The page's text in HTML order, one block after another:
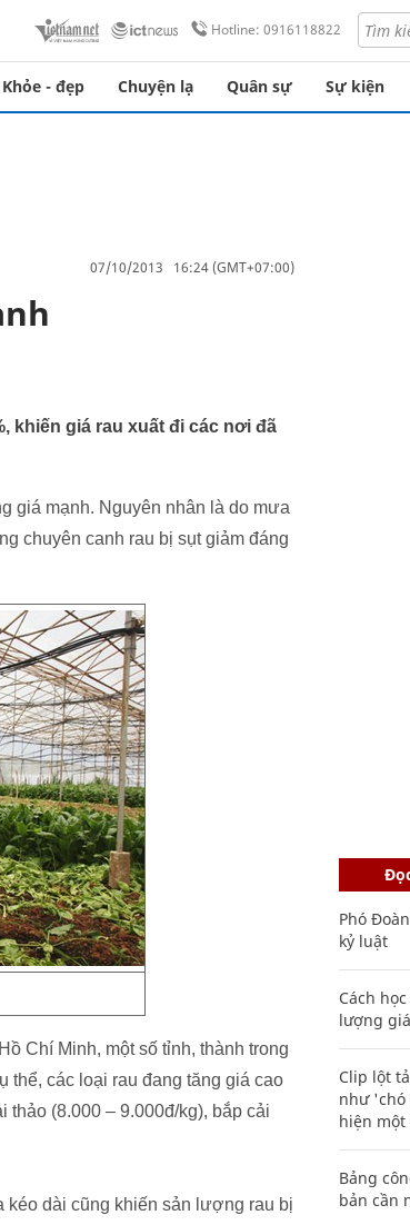
Hotline: 0916118822
Khỏe - đẹp Chuyện lạ Quân sự Sự kiện
07/10/2013 16:24 (GMT+07:00)
khiến giá rau xuất đi các nơi đã
giá mạnh. Nguyên nhân là do mưa
chuyên canh rau bị sụt giảm đáng
Chí Minh, một số tỉnh, thành trong
các loại rau đang tăng giá cao
thảo (8.000 – 9.000đ/kg), bắp cải
kéo dài cũng khiến sản lượng rau bị
Phó
kỷ luật
Cách
lượng
Clip lột
như 'chó
hiện một
Bảng
bản cần